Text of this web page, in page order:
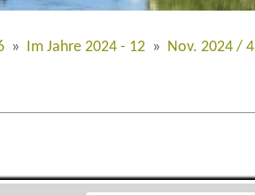
» Im Jahre 2024 - 12 » Nov. 2024 / 4